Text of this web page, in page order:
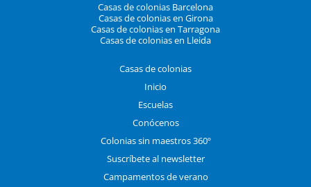
Casas de colonias Barcelona
Casas de colonias en Girona
Casas de colonias en Tarragona
Casas de colonias en Lleida
Casas de colonias
Inicio
Escuelas
Conócenos
Colonias sin maestros 360º
Suscríbete al newsletter
Campamentos de verano